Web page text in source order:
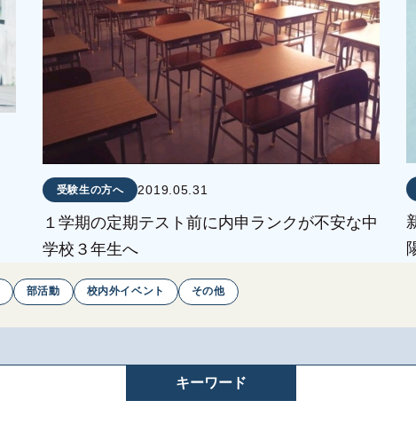
受験生の方へ 2019.05.31
１学期の定期テスト前に内申ランクが不安な中
学校３年生へ
部活動 校内外イベント その他
キーワード